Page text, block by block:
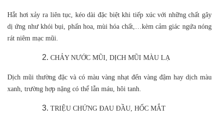
Hắt hơi xảy ra liên tục, kéo dài đặc biệt khi tiếp xúc với những chất gây
dị ứng như khói bụi, phấn hoa, mùi hóa chất,…kèm cảm giác ngứa nóng
rát niêm mạc mũi.
CHẢY NƯỚC MŨI, DỊCH MŨI MÀU LẠ
Dịch mũi thường đặc và có màu vàng nhạt đến vàng đậm hay dịch màu
xanh, trường hợp nặng có thể lẫn máu, hôi tanh.
TRIỆU CHỨNG ĐAU ĐẦU, HỐC MẮT